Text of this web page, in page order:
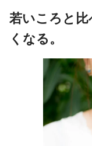
若いころと比
くなる。